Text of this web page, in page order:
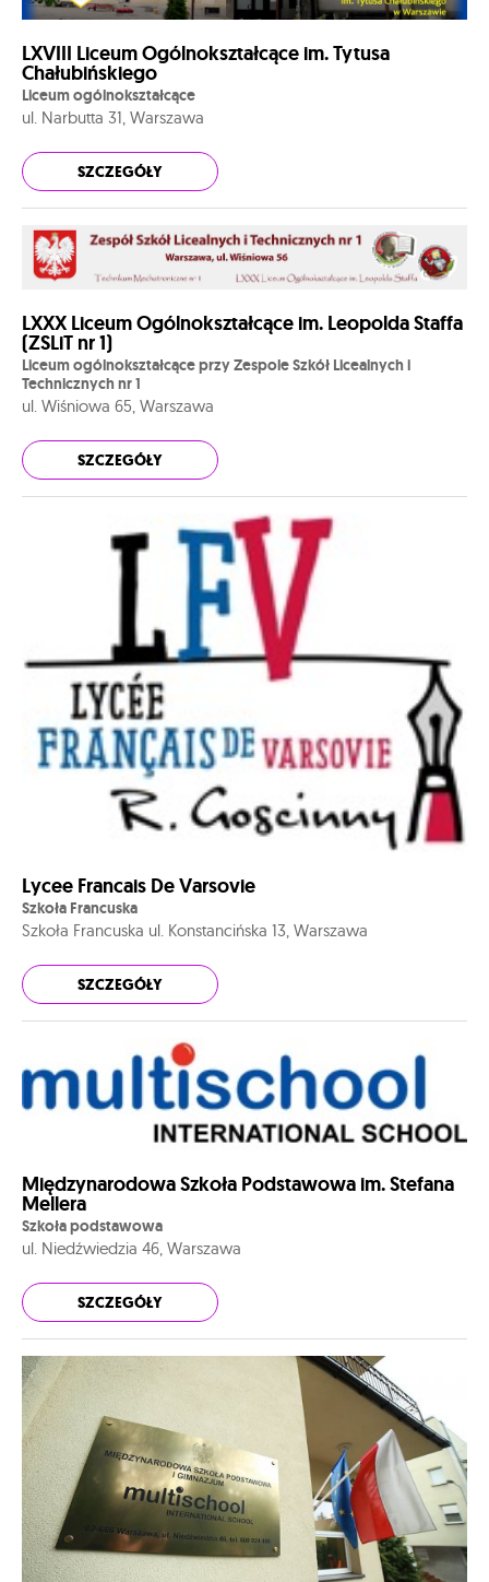
LXVIII Liceum Ogólnokształcące im. Tytusa
Chałubińskiego
Liceum ogólnokształcące
ul. Narbutta 31, Warszawa
SZCZEGÓŁY
LXXX Liceum Ogólnokształcące im. Leopolda Staffa
(ZSLiT nr 1)
Liceum ogólnokształcące przy Zespole Szkół Licealnych i
Technicznych nr 1
ul. Wiśniowa 65, Warszawa
SZCZEGÓŁY
Lycee Francais De Varsovie
Szkoła Francuska
Szkoła Francuska ul. Konstancińska 13, Warszawa
SZCZEGÓŁY
Międzynarodowa Szkoła Podstawowa im. Stefana
Mellera
Szkoła podstawowa
ul. Niedźwiedzia 46, Warszawa
SZCZEGÓŁY